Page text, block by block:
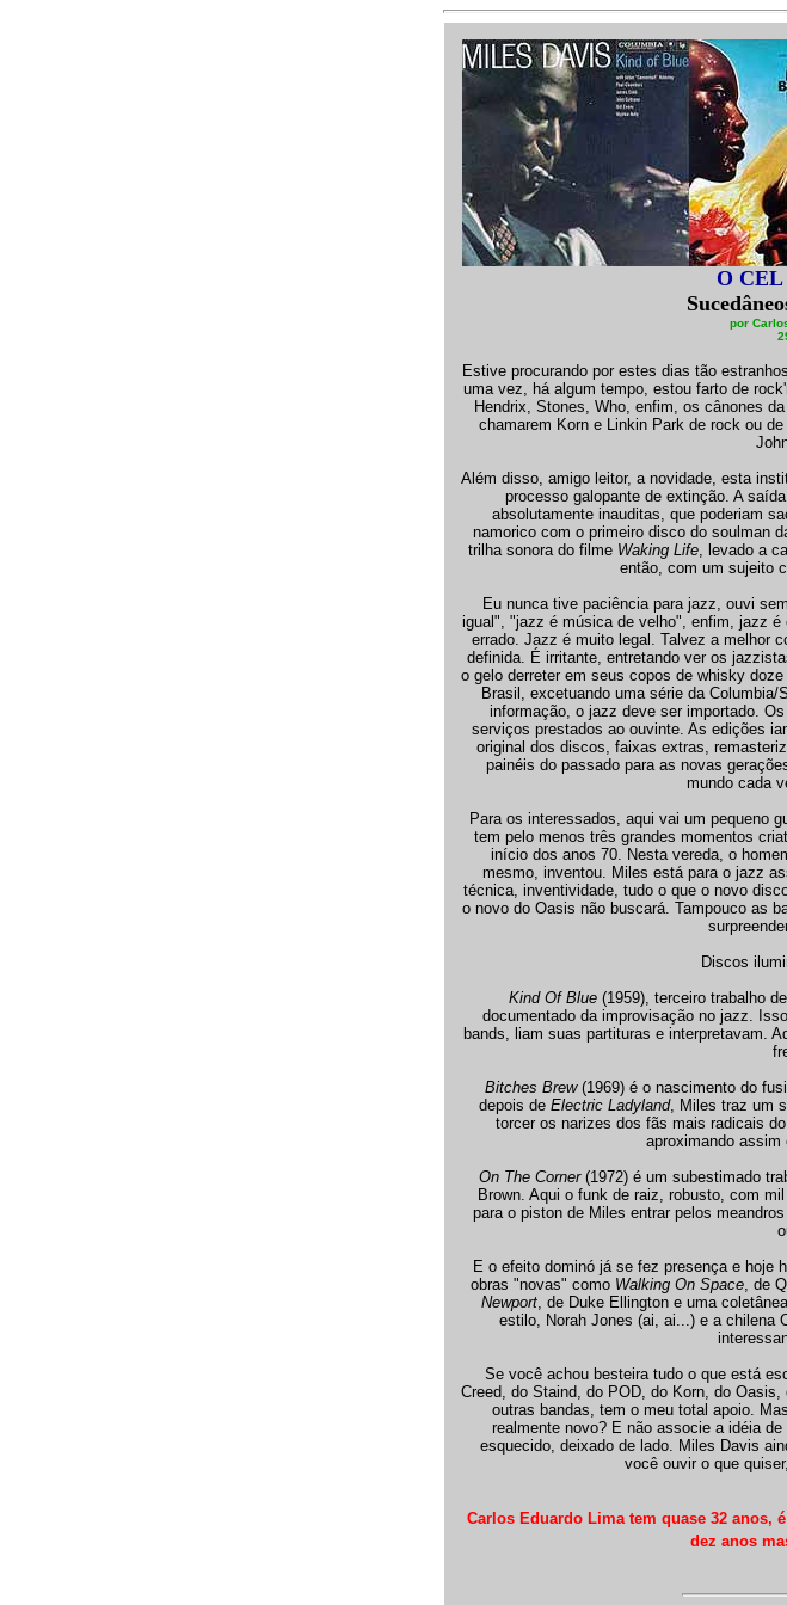
O
por
Estive procurando por estes dias tão
uma vez, há algum tempo, estou farto de
Hendrix, Stones, Who, enfim, os cânones
chamarem Korn e Linkin Park de rock ou
Além disso, amigo leitor, a novidade, esta
processo galopante de extinção. A
absolutamente inauditas, que poderiam
namorico com o primeiro disco do soulman
trilha sonora do filme Waking Life, levado a
então, com um sujeito
Eu nunca tive paciência para jazz, ouvi
igual", "jazz é música de velho", enfim, jazz
errado. Jazz é muito legal. Talvez a melhor
definida. É irritante, entretando ver os
o gelo derreter em seus copos de whisky
Brasil, excetuando uma série da
informação, o jazz deve ser importado.
serviços prestados ao ouvinte. As edições
original dos discos, faixas extras,
painéis do passado para as novas
mundo cada
Para os interessados, aqui vai um pequeno
tem pelo menos três grandes momentos
início dos anos 70. Nesta vereda, o
mesmo, inventou. Miles está para o jazz
técnica, inventividade, tudo o que o novo
o novo do Oasis não buscará. Tampouco as
Discos
Kind Of Blue (1959), terceiro trabalho
documentado da improvisação no jazz.
bands, liam suas partituras e interpretavam.
Bitches Brew(1969) é o nascimento do
depois de Electric Ladyland, Miles traz um
torcer os narizes dos fãs mais radicais
aproximando
On The Corner (1972) é um subestimado
Brown. Aqui o funk de raiz, robusto, com
para o piston de Miles entrar pelos
E o efeito dominó já se fez presença e hoje
obras "novas" como Walking On Space, de
Newport, de Duke Ellington e uma
estilo, Norah Jones (ai, ai...) e a chilena
Se você achou besteira tudo o que está
Creed, do Staind, do POD, do Korn, do
outras bandas, tem o meu total apoio.
realmente novo? E não associe a idéia
esquecido, deixado de lado. Miles Davis
você ouvir o que
Carlos Eduardo Lima tem quase 32 anos,
dez anos